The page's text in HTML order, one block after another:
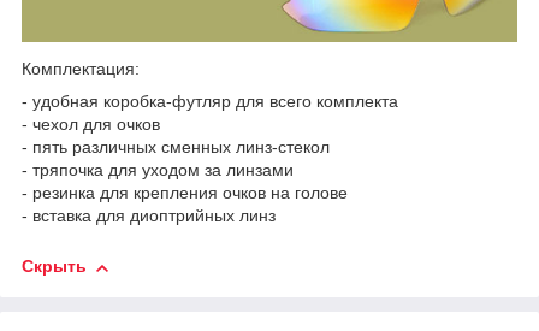
Комплектация:
- удобная коробка-футляр для всего комплекта
- чехол для очков
- пять различных сменных линз-стекол
- тряпочка для уходом за линзами
- резинка для крепления очков на голове
- вставка для диоптрийных линз
Скрыть